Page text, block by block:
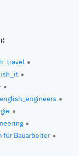
english_engineers
für Bauarbeiter